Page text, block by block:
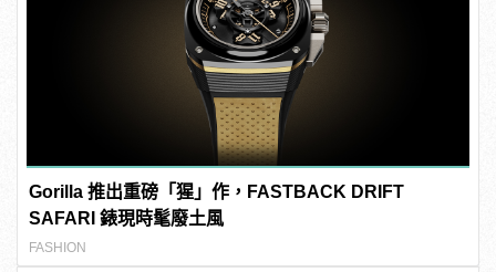
Gorilla 推出重磅「猩」作，FASTBACK DRIFT
SAFARI 錶現時髦廢土風
FASHION